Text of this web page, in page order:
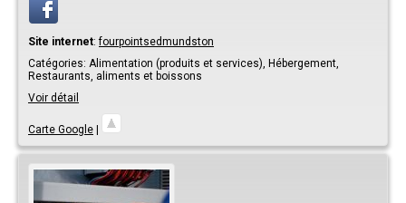
Site internet: fourpointsedmundston
Catégories: Alimentation (produits et services), Hébergement,
Restaurants, aliments et boissons
Voir détail
Carte Google |